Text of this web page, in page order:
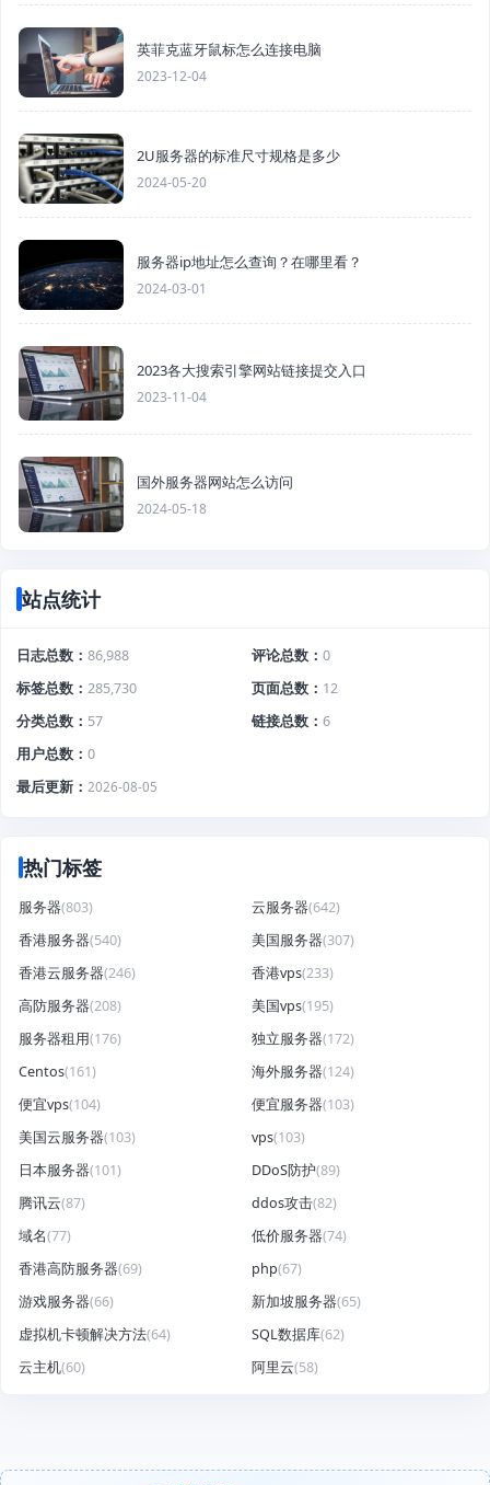
英菲克蓝牙鼠标怎么连接电脑
2023-12-04
2U服务器的标准尺寸规格是多少
2024-05-20
服务器ip地址怎么查询？在哪里看？
2024-03-01
2023各大搜索引擎网站链接提交入口
2023-11-04
国外服务器网站怎么访问
2024-05-18
站点统计
日志总数 86,988 评论总数
0
标签总数
285,730 页面总数
12
分类总数
57 链接总数
6
用户总数
0
最后更新
2026-08-05
热门标签
服务器(803) 云服务器(642)
香港服务器(540) 美国服务器(307)
香港云服务器(246) 香港vps(233)
高防服务器(208) 美国vps(195)
服务器租用(176) 独立服务器(172)
Centos(161) 海外服务器(124)
便宜vps(104) 便宜服务器(103)
美国云服务器(103) vps(103)
日本服务器(101) DDoS防护(89)
腾讯云(87) ddos攻击(82)
域名(77) 低价服务器(74)
香港高防服务器(69) php(67)
游戏服务器(66) 新加坡服务器(65)
虚拟机卡顿解决方法(64) SQL数据库(62)
云主机(60) 阿里云(58)